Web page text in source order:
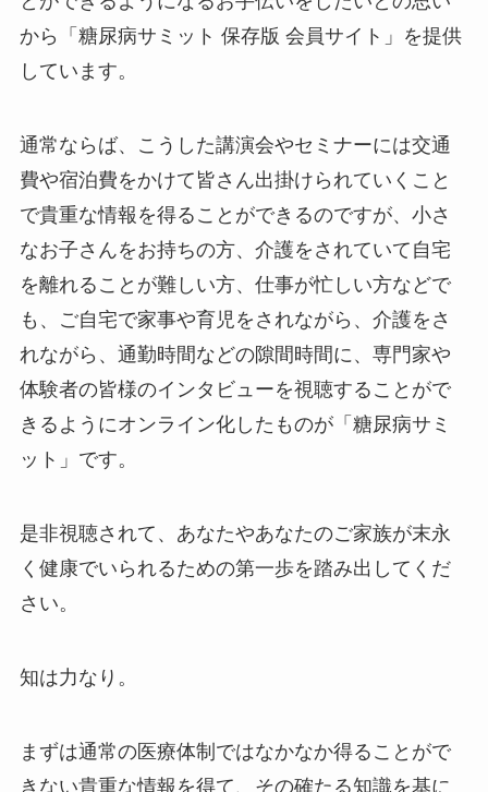
から「糖尿病サミット 保存版 会員サイト」を提供
しています。
通常ならば、こうした講演会やセミナーには交通
費や宿泊費をかけて皆さん出掛けられていくこと
で貴重な情報を得ることができるのですが、小さ
なお子さんをお持ちの方、介護をされていて自宅
を離れることが難しい方、仕事が忙しい方などで
も、ご自宅で家事や育児をされながら、介護をさ
れながら、通勤時間などの隙間時間に、専門家や
体験者の皆様のインタビューを視聴することがで
きるようにオンライン化したものが「糖尿病サミ
ット」です。
是非視聴されて、あなたやあなたのご家族が末永
く健康でいられるための第一歩を踏み出してくだ
さい。
知は力なり。
まずは通常の医療体制ではなかなか得ることがで
きない貴重な情報を得て、その確たる知識を基に